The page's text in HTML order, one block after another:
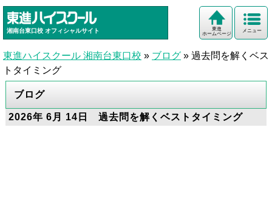
湘南台東口校 オフィシャルサイト メニュー
東進
ホームページ
東進ハイスクール 湘南台東口校 » ブログ » 過去問を解くベス
トタイミング
ブログ
2026年 6月 14日 過去問を解くベストタイミング